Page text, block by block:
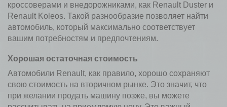
кроссоверами и внедорожниками, как Renault Duster и
Renault Koleos. Такой разнообразие позволяет найти
автомобиль, который максимально соответствует
вашим потребностям и предпочтениям.
Хорошая остаточная стоимость
Автомобили Renault, как правило, хорошо сохраняют
свою стоимость на вторичном рынке. Это значит, что
при желании продать машину позже, вы можете